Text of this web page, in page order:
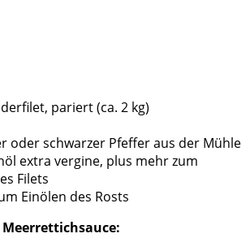
pariert (ca. 2 kg)
oder schwarzer Pfeffer aus der Mühle
extra vergine, plus mehr zum
Filets
Einölen des Rosts